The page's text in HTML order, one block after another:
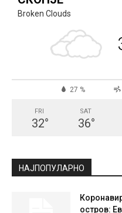
Broken Clouds
27 %
FRI
32°
SAT
36°
НАЈПОПУЛАРНО
остров: